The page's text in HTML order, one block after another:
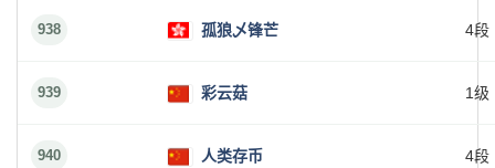
938 孤狼乄锋芒 4段
939 彩云菇 1级
940 人类存币 4段